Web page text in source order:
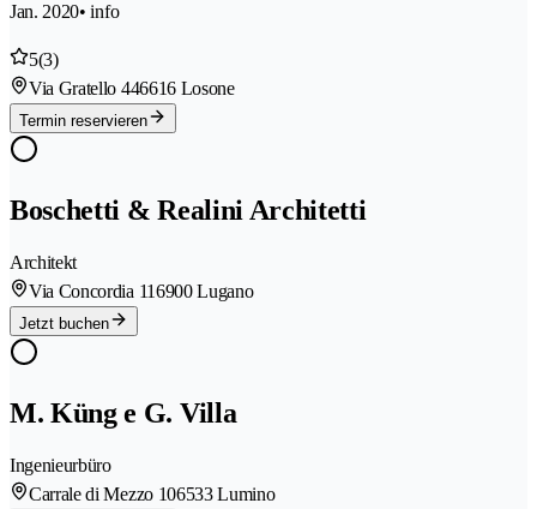
Jan. 2020• info
5(3)
Via Gratello 446616 Losone
Termin reservieren
Boschetti & Realini Architetti
Architekt
Via Concordia 116900 Lugano
Jetzt buchen
M. Küng e G. Villa
Ingenieurbüro
Carrale di Mezzo 106533 Lumino